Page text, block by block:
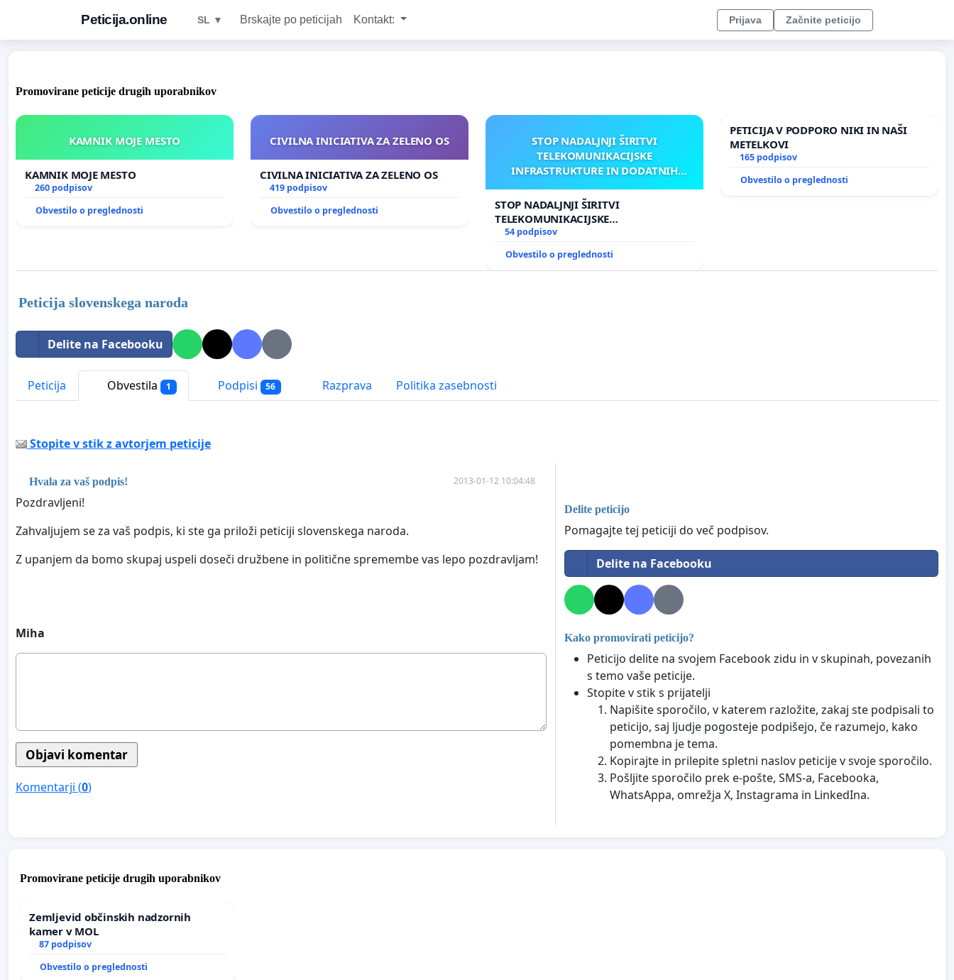
Peticija.online SL ▼ Brskajte po peticijah Kontakt: Prijava Začnite peticijo
Promovirane peticije drugih uporabnikov
KAMNIK MOJE MESTO
KAMNIK MOJE MESTO
260 podpisov
Obvestilo o preglednosti
CIVILNA INICIATIVA ZA ZELENO OS
CIVILNA INICIATIVA ZA ZELENO OS
419 podpisov
Obvestilo o preglednosti
STOP NADALJNJI ŠIRITVI
TELEKOMUNIKACIJSKE
INFRASTRUKTURE IN DODATNIH
STOP NADALJNJI ŠIRITVI
TELEKOMUNIKACIJSKE
INFRASTRUKTURE IN DODATNIH
ANTEN V GRADIŠČAKU
54 podpisov
Obvestilo o preglednosti
PETICIJA V PODPORO NIKI IN NAŠI
METELKOVI
165 podpisov
Obvestilo o preglednosti
Peticija slovenskega naroda
Delite na Facebooku
Peticija Obvestila 1 Podpisi 56 Razprava Politika zasebnosti
Stopite v stik z avtorjem peticije
Hvala za vaš podpis! 2013-01-12 10:04:48
Pozdravljeni!
Zahvaljujem se za vaš podpis, ki ste ga priloži peticiji slovenskega naroda.
Z upanjem da bomo skupaj uspeli doseči družbene in politične spremembe vas lepo pozdravljam!
Miha
Komentarji (0)
Delite peticijo
Pomagajte tej peticiji do več podpisov.
Delite na Facebooku
Kako promovirati peticijo?
Peticijo delite na svojem Facebook zidu in v skupinah, povezanih
s temo vaše peticije.
Stopite v stik s prijatelji
Napišite sporočilo, v katerem razložite, zakaj ste podpisali to
peticijo, saj ljudje pogosteje podpišejo, če razumejo, kako
pomembna je tema.
Kopirajte in prilepite spletni naslov peticije v svoje sporočilo.
Pošljite sporočilo prek e-pošte, SMS-a, Facebooka,
WhatsAppa, omrežja X, Instagrama in LinkedIna.
Promovirane peticije drugih uporabnikov
Zemljevid občinskih nadzornih
kamer v MOL
87 podpisov
Obvestilo o preglednosti